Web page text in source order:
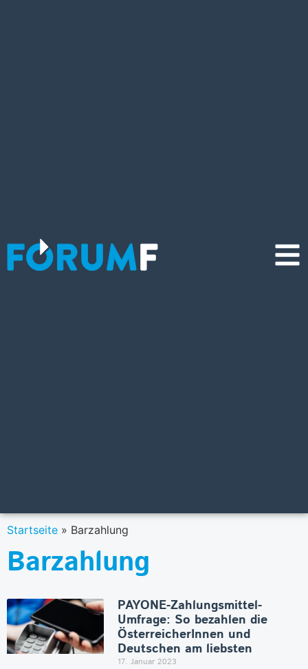
Startseite » Barzahlung
Barzahlung
PAYONE-Zahlungsmittel-
Umfrage: So bezahlen die
ÖsterreicherInnen und
Deutschen am liebsten
17. Januar 2023